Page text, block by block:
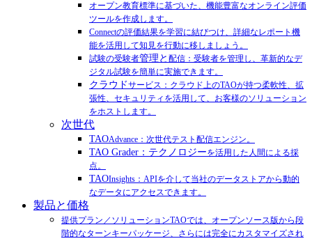
オープン教育標準に基づいた、機能豊富なオンライン評価
ツールを作成します。
Connectの評価結果を学習に結びつけ、詳細なレポート機
能を活用して知見を行動に移しましょう。
試験の受験者管理と 配信：受験者を管理し、革新的なデ
ジタル試験を簡単に実施できます。
クラウドサービス：クラウド上のTAOが持つ柔軟性、拡
張性、セキュリティを活用して、お客様のソリューション
をホストします。
次世代
TAOAdvance：次世代テスト配信エンジン。
TAO Grader：テクノロジーを活用した人間による採
点。
TAOInsights：APIを介して当社のデータストアから動的
なデータにアクセスできます。
製品と価格
提供プラン／ソリューションTAOでは、オープンソース版から段
階的なターンキーパッケージ、さらには完全にカスタマイズされ